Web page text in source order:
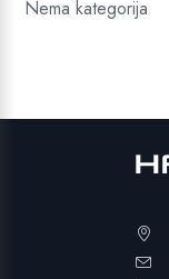
Nema kategorija